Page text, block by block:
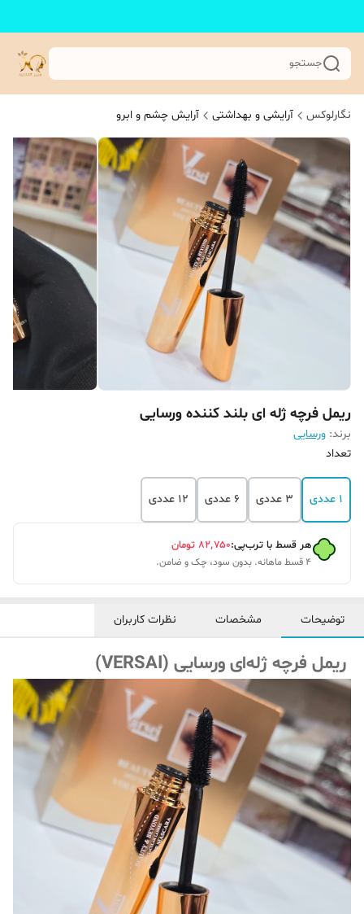
جستجو
نگارلوکس آرایشی و بهداشتی آرایش چشم و ابرو
ریمل فرچه ژله ای بلند کننده ورسایی
برند: ورسایی
تعداد
1 عددی 3 عددی 6 عددی 12 عددی
هر قسط با ترب‌پی:۸۲٬۷۵۰ تومان
۴ قسط ماهانه. بدون سود، چک و ضامن.
توضیحات مشخصات نظرات کاربران
ریمل فرچه ژله‌ای ورسایی (VERSAI)